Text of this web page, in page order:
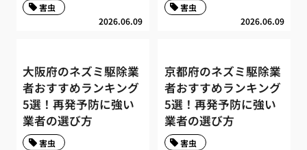
2026.06.09
害虫
2026.06.09
害虫
大阪府のネズミ駆除業
者おすすめランキング
5選！再発予防に強い
業者の選び方
害虫
京都府のネズミ駆除業
者おすすめランキング
5選！再発予防に強い
業者の選び方
害虫